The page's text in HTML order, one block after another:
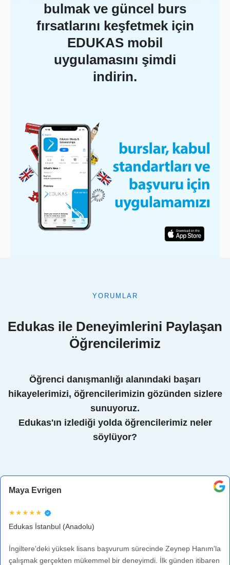
bulmak ve güncel burs
fırsatlarını keşfetmek için
EDUKAS mobil
uygulamasını şimdi
indirin.
YORUMLAR
Edukas ile Deneyimlerini Paylaşan
Öğrencilerimiz
Öğrenci danışmanlığı alanındaki başarı
hikayelerimizi, öğrencilerimizin gözünden sizlere
sunuyoruz.
Edukas'ın izlediği yolda öğrencilerimiz neler
söylüyor?
Maya Evrigen
★★★★★
Edukas İstanbul (Anadolu)
İngiltere'deki yüksek lisans başvurum sürecinde Zeynep Hanım'la
çalışmak gerçekten mükemmel bir deneyimdi. İlk günden itibaren